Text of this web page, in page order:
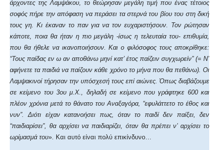
άρχοντες της Λαμψάκου, το θεώρησαν μεγάλη τιμή που ένας τέτοιος
σοφός πήρε την απόφαση να περάσει τα στερνά του βίου του στη δική
τους γη. Κι έκαναν το παν για να τον ευχαριστήσουν. Τον ρώτησαν
κάποτε, ποια θα ήταν η πιο μεγάλη -ίσως η τελευταία του- επιθυμία,
που θα ήθελε να ικανοποιήσουν. Και ο φιλόσοφος τους αποκρίθηκε:
“Τους παίδας εν ω αν αποθάνω μηνί κατ’ έτος παίζειν συγχωρείν” (= Ν’
αφήνετε τα παιδιά να παίζουν κάθε χρόνο το μήνα που θα πεθάνω). Οι
Λαμψακινοί τήρησαν την υπόσχεσή τους επί αιώνες. Όπως διαβάζουμε
σε κείμενο του 3ου μ.Χ., δηλαδή σε κείμενο που γράφτηκε 600 και
πλέον χρόνια μετά το θάνατο του Αναξαγόρα, “εφυλάττετο το έθος και
νυν”. Διότι είχαν κατανοήσει πως, όταν το παιδί δεν παίξει, δεν
“παιδιαρίσει”, θα αρχίσει να παιδιαρίζει, όταν θα πρέπει ν’ αρχίσει το
ωρίμασμά του». Και αυτό είναι πολύ επικίνδυνο…